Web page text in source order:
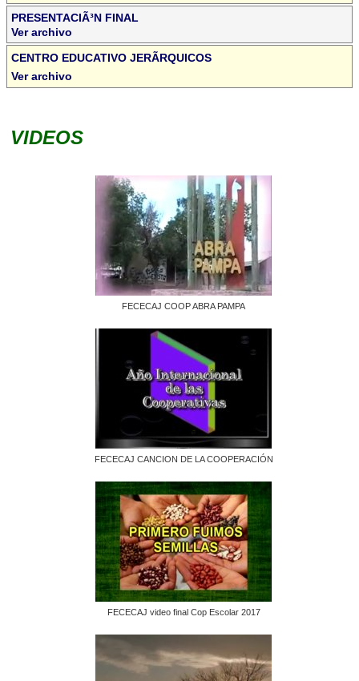
PRESENTACIÃ³N FINAL
Ver archivo
CENTRO EDUCATIVO JERÃRQUICOS
Ver archivo
VIDEOS
FECECAJ COOP ABRA PAMPA
FECECAJ CANCION DE LA COOPERACIÓN
FECECAJ video final Cop Escolar 2017